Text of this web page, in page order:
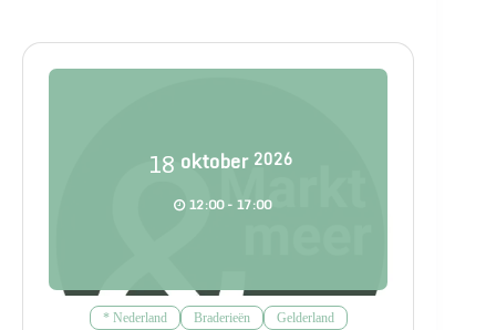
18 oktober 2026
12:00 - 17:00
* Nederland Braderieën Gelderland